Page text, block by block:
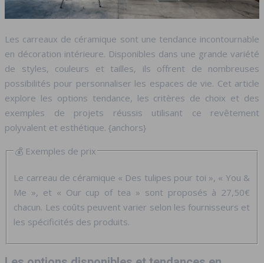
Les carreaux de céramique sont une tendance incontournable
en décoration intérieure. Disponibles dans une grande variété
de styles, couleurs et tailles, ils offrent de nombreuses
possibilités pour personnaliser les espaces de vie. Cet article
explore les options tendance, les critères de choix et des
exemples de projets réussis utilisant ce revêtement
polyvalent et esthétique. {anchors}
💰 Exemples de prix
Le carreau de céramique « Des tulipes pour toi », « You &
Me », et « Our cup of tea » sont proposés à 27,50€
chacun. Les coûts peuvent varier selon les fournisseurs et
les spécificités des produits.